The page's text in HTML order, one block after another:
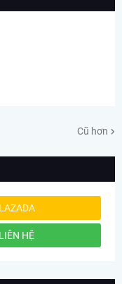
Cũ hơn
LAZADA
LIÊN HỆ